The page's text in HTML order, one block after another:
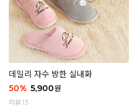
데일리 자수 방한 실내화
50% 5,900원
리뷰 13